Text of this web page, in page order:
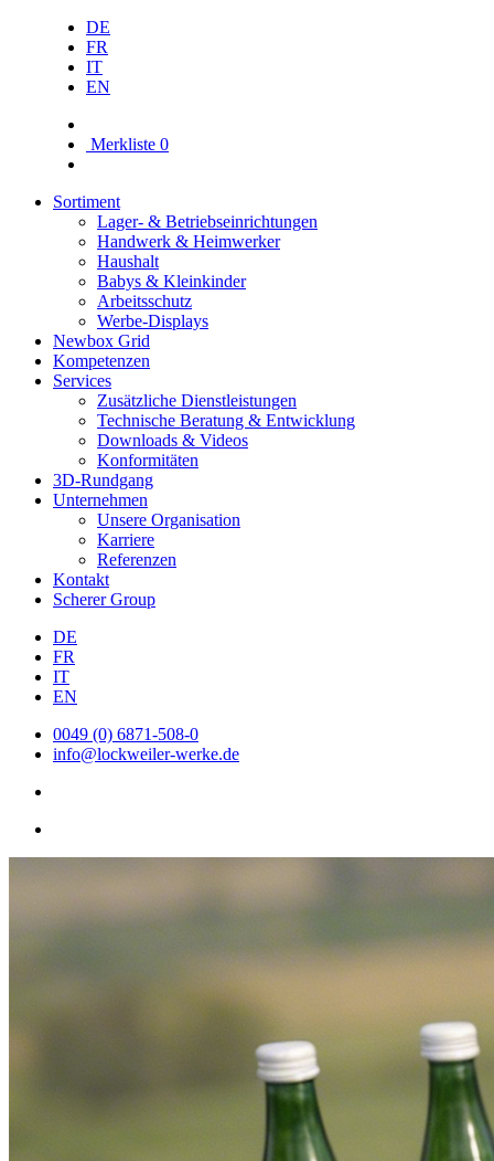
DE
FR
IT
EN
Merkliste 0
Sortiment
Lager- & Betriebs­einrichtungen
Handwerk & Heimwerker
Haushalt
Babys & Kleinkinder
Arbeitsschutz
Werbe-Displays
Newbox Grid
Kompetenzen
Services
Zusätzliche Dienstleistungen
Technische Beratung & Entwicklung
Downloads & Videos
Konformitäten
3D-Rundgang
Unternehmen
Unsere Organisation
Karriere
Referenzen
Kontakt
Scherer Group
DE
FR
IT
EN
0049 (0) 6871-508-0
info@lockweiler-werke.de